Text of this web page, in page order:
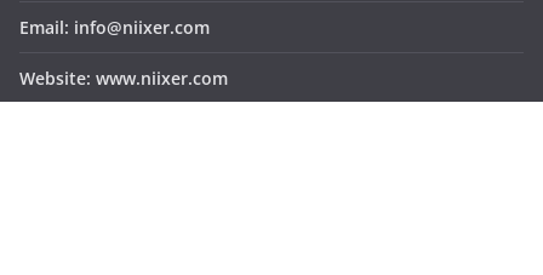
Email: info@niixer.com
Website: www.niixer.com